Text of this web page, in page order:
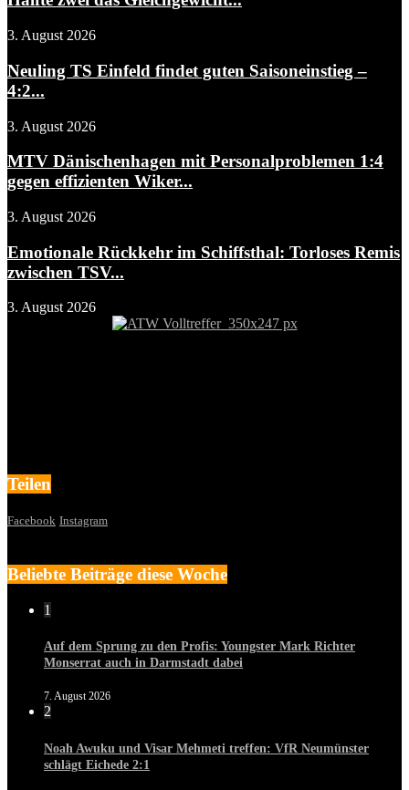
3. August 2026
Neuling TS Einfeld findet guten Saisoneinstieg –
4:2...
3. August 2026
MTV Dänischenhagen mit Personalproblemen 1:4
gegen effizienten Wiker...
3. August 2026
Emotionale Rückkehr im Schiffsthal: Torloses Remis
zwischen TSV...
3. August 2026
Teilen
Facebook Instagram
Beliebte Beiträge diese Woche
1
Auf dem Sprung zu den Profis: Youngster Mark Richter
Monserrat auch in Darmstadt dabei
7. August 2026
2
Noah Awuku und Visar Mehmeti treffen: VfR Neumünster
schlägt Eichede 2:1